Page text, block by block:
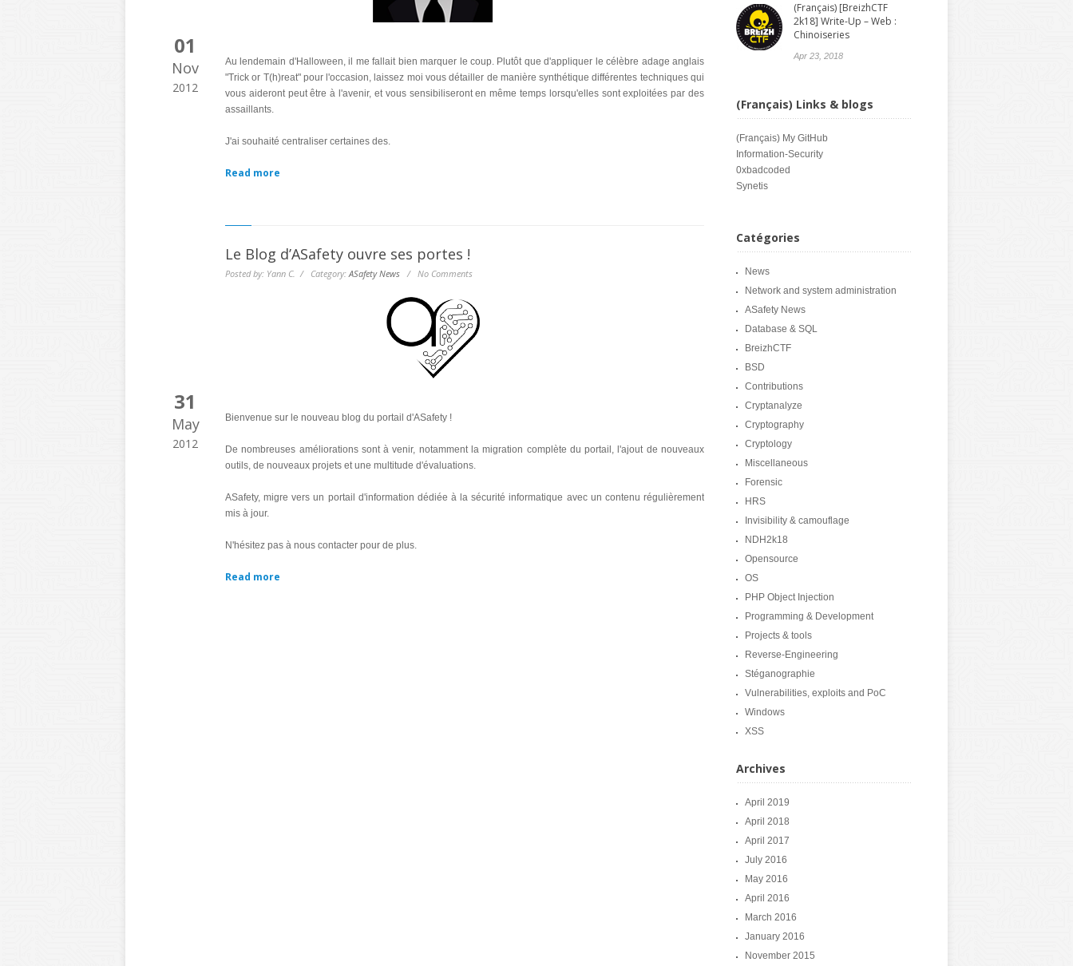
01
Nov
2012
Au lendemain d'Halloween, il me fallait bien marquer le coup. Plutôt que d'appliquer le célèbre adage anglais
"Trick or T(h)reat" pour l'occasion, laissez moi vous détailler de manière synthétique différentes techniques qui
vous aideront peut être à l'avenir, et vous sensibiliseront en même temps lorsqu'elles sont exploitées par des
assaillants.
J'ai souhaité centraliser certaines des.
Read more
Le Blog d’ASafety ouvre ses portes !
Posted by: Yann C. / Category:ASafety News / No Comments
31
May
2012
Bienvenue sur le nouveau blog du portail d'ASafety !
De nombreuses améliorations sont à venir, notamment la migration complète du portail, l'ajout de nouveaux
outils, de nouveaux projets et une multitude d'évaluations.
ASafety, migre vers un portail d'information dédiée à la sécurité informatique avec un contenu régulièrement
mis à jour.
N'hésitez pas à nous contacter pour de plus.
Read more
(Français) [BreizhCTF
2k18] Write-Up – Web :
Chinoiseries
Apr 23, 2018
(Français) Links & blogs
(Français) My GitHub
Information-Security
0xbadcoded
Synetis
Catégories
News
Network and system administration
ASafety News
Database & SQL
BreizhCTF
BSD
Contributions
Cryptanalyze
Cryptography
Cryptology
Miscellaneous
Forensic
HRS
Invisibility & camouflage
NDH2k18
Opensource
OS
PHP Object Injection
Programming & Development
Projects & tools
Reverse-Engineering
Stéganographie
Vulnerabilities, exploits and PoC
Windows
XSS
Archives
April 2019
April 2018
April 2017
July 2016
May 2016
April 2016
March 2016
January 2016
November 2015